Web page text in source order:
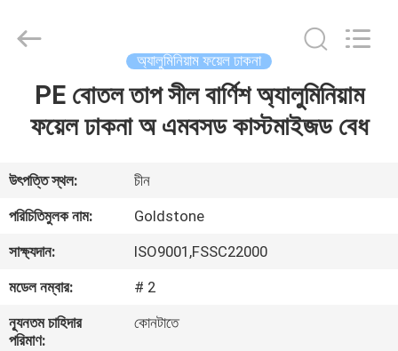
ভিডিও
আমাদের
সম্বন্ধে
Jiaxing
Co.,Ltd.
Reserved.
অ্যালুমিনিয়াম ফয়েল ঢাকনা
PE বোতল তাপ সীল বার্ণিশ অ্যালুমিনিয়াম
ফয়েল ঢাকনা অ এমবসড কাস্টমাইজড বেধ
উৎপত্তি স্থল:
চীন
পরিচিতিমুলক নাম:
Goldstone
সাক্ষ্যদান:
ISO9001,FSSC22000
মডেল নম্বার:
# 2
ন্যূনতম চাহিদার
পরিমাণ:
কোনটাতে